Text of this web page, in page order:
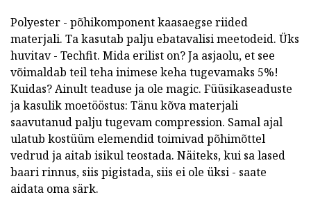
Polyester - põhikomponent kaasaegse riided
materjali. Ta kasutab palju ebatavalisi meetodeid. Üks
huvitav - Techfit. Mida erilist on? Ja asjaolu, et see
võimaldab teil teha inimese keha tugevamaks 5%!
Kuidas? Ainult teaduse ja ole magic. Füüsikaseaduste
ja kasulik moetööstus: Tänu kõva materjali
saavutanud palju tugevam compression. Samal ajal
ulatub kostüüm elemendid toimivad põhimõttel
vedrud ja aitab isikul teostada. Näiteks, kui sa lased
baari rinnus, siis pigistada, siis ei ole üksi - saate
aidata oma särk.